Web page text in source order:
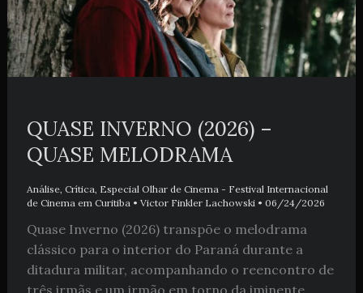
QUASE INVERNO (2026) –
QUASE MELODRAMA
Análise, Crítica Especial Olhar de Cinema - Festival Internacional
de Cinema em Curitiba • Victor Finkler Lachowski • 06/24/2026
Quase Inverno (2026) transpõe o melodrama
clássico para o interior do Paraná durante a
ditadura militar, acompanhando o reencontro de
três irmãs e um irmão em torno da iminente